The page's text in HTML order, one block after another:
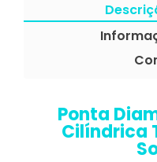
Ponta
Cilíndrica